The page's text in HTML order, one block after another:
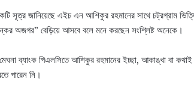
সূত্র জানিয়েছে এইচ এন আশিকুর রহমানের সাথে চট্রগ্রাম
অজগর” বেড়িয়ে আসবে বলে মনে করছেন সংশ্লিষ্ট অনেকে।
ব্যাংক পিএলসিতে আশিকুর রহমানের ইচ্ছা, আকাঙ্খা বা
পারেন নি।